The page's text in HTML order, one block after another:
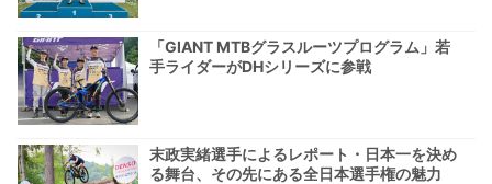
「GIANT MTBグラスルーツプログラム」若
手ライダーがDHシリーズに参戦
末政実緒選手によるレポート・日本一を決め
る舞台、その先にある全日本選手権の魅力